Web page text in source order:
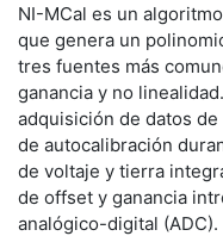
NI-MCal es un
que genera un
tres fuentes más
ganancia y no
adquisición de datos
de autocalibración
de voltaje y tierra
de offset y ganancia
analógico-digital